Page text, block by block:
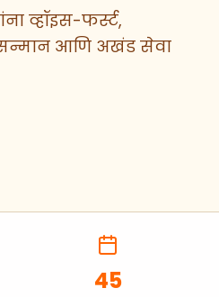
व्हॉइस-फर्स्ट,
सन्मान आणि अखंड सेवा
45